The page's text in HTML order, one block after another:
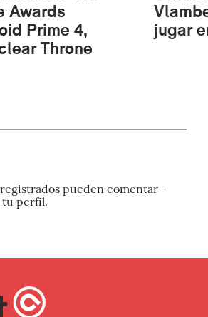
Awards
Prime 4,
Throne
jugar
registrados pueden comentar -
tu perfil.